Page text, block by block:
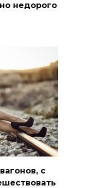
недорого
с